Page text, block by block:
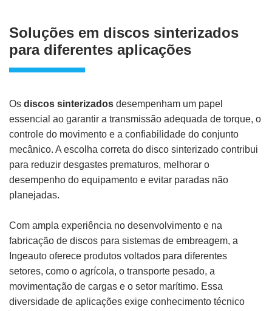
Soluções em discos sinterizados
para diferentes aplicações
Os discos sinterizados desempenham um papel
essencial ao garantir a transmissão adequada de torque, o
controle do movimento e a confiabilidade do conjunto
mecânico. A escolha correta do disco sinterizado contribui
para reduzir desgastes prematuros, melhorar o
desempenho do equipamento e evitar paradas não
planejadas.
Com ampla experiência no desenvolvimento e na
fabricação de discos para sistemas de embreagem, a
Ingeauto oferece produtos voltados para diferentes
setores, como o agrícola, o transporte pesado, a
movimentação de cargas e o setor marítimo. Essa
diversidade de aplicações exige conhecimento técnico